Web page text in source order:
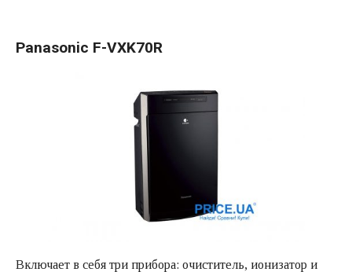
Panasonic F-VXK70R
Включает в себя три прибора: очиститель, ионизатор и